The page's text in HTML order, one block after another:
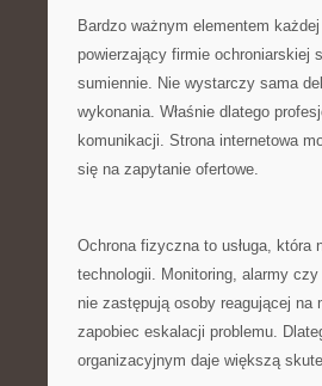
Bardzo ważnym elementem
powierzający firmie ochroniarskiej
sumiennie. Nie wystarczy sama
wykonania. Właśnie dlatego
komunikacji. Strona internetowa
się na zapytanie ofertowe.
Ochrona fizyczna to usługa, która
technologii. Monitoring, alarmy
nie zastępują osoby reagującej
zapobiec eskalacji problemu.
organizacyjnym daje większą